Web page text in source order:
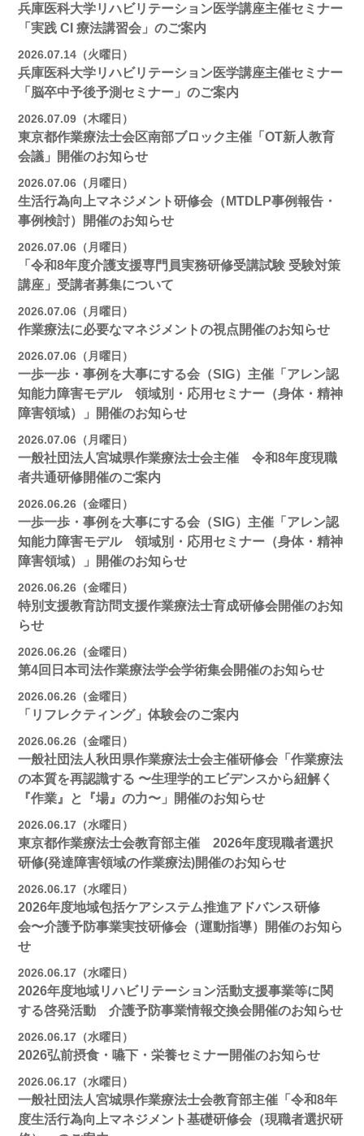
兵庫医科大学リハビリテーション医学講座主催セミナー
「実践 CI 療法講習会」のご案内
2026.07.14（火曜日）
兵庫医科大学リハビリテーション医学講座主催セミナー
「脳卒中予後予測セミナー」のご案内
2026.07.09（木曜日）
東京都作業療法士会区南部ブロック主催「OT新人教育
会議」開催のお知らせ
2026.07.06（月曜日）
生活行為向上マネジメント研修会（MTDLP事例報告・
事例検討）開催のお知らせ
2026.07.06（月曜日）
「令和8年度介護支援専門員実務研修受講試験 受験対策
講座」受講者募集について
2026.07.06（月曜日）
作業療法に必要なマネジメントの視点開催のお知らせ
2026.07.06（月曜日）
一歩一歩・事例を大事にする会（SIG）主催「アレン認
知能力障害モデル 領域別・応用セミナー（身体・精神
障害領域）」開催のお知らせ
2026.07.06（月曜日）
一般社団法人宮城県作業療法士会主催 令和8年度現職
者共通研修開催のご案内
2026.06.26（金曜日）
一歩一歩・事例を大事にする会（SIG）主催「アレン認
知能力障害モデル 領域別・応用セミナー（身体・精神
障害領域）」開催のお知らせ
2026.06.26（金曜日）
特別支援教育訪問支援作業療法士育成研修会開催のお知
らせ
2026.06.26（金曜日）
第4回日本司法作業療法学会学術集会開催のお知らせ
2026.06.26（金曜日）
「リフレクティング」体験会のご案内
2026.06.26（金曜日）
一般社団法人秋田県作業療法士会主催研修会「作業療法
の本質を再認識する 〜生理学的エビデンスから紐解く
『作業』と『場』の力〜」開催のお知らせ
2026.06.17（水曜日）
東京都作業療法士会教育部主催 2026年度現職者選択
研修(発達障害領域の作業療法)開催のお知らせ
2026.06.17（水曜日）
2026年度地域包括ケアシステム推進アドバンス研修
会〜介護予防事業実技研修会（運動指導）開催のお知ら
せ
2026.06.17（水曜日）
2026年度地域リハビリテーション活動支援事業等に関
する啓発活動 介護予防事業情報交換会開催のお知らせ
2026.06.17（水曜日）
2026弘前摂食・嚥下・栄養セミナー開催のお知らせ
2026.06.17（水曜日）
一般社団法人宮城県作業療法士会教育部主催「令和8年
度生活行為向上マネジメント基礎研修会（現職者選択研